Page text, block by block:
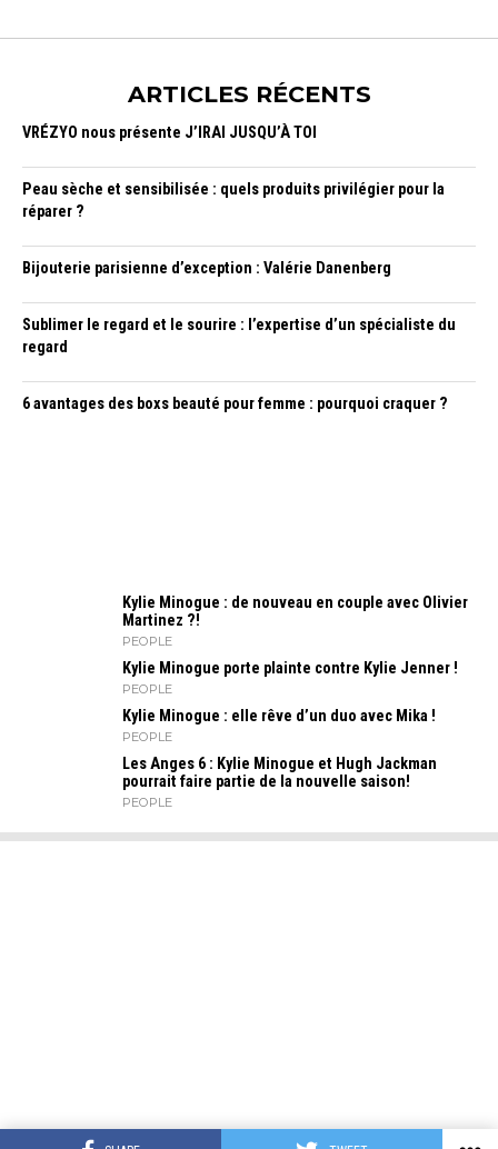
ARTICLES RÉCENTS
VRÉZYO nous présente J’IRAI JUSQU’À TOI
Peau sèche et sensibilisée : quels produits privilégier pour la
réparer ?
Bijouterie parisienne d’exception : Valérie Danenberg
Sublimer le regard et le sourire : l’expertise d’un spécialiste du
regard
6 avantages des boxs beauté pour femme : pourquoi craquer ?
Kylie Minogue : de nouveau en couple avec Olivier
Martinez ?!
PEOPLE
Kylie Minogue porte plainte contre Kylie Jenner !
PEOPLE
Kylie Minogue : elle rêve d’un duo avec Mika !
PEOPLE
Les Anges 6 : Kylie Minogue et Hugh Jackman
pourrait faire partie de la nouvelle saison!
PEOPLE